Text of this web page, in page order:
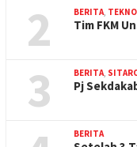
2 BERITA,
Tim FKM
3 BERITA,
Pj
BERITA